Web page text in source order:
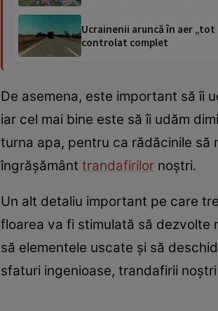
Ucrainenii aruncă în aer „tot
controlat complet
De asemena, este important să îi
iar cel mai bine este să îi udăm
turna apa, pentru ca rădăcinile să
îngrășământ trandafirilor noștri.
Un alt detaliu important pe care
floarea va fi stimulată să dezvolte
să elementele uscate și să
sfaturi ingenioase, trandafirii